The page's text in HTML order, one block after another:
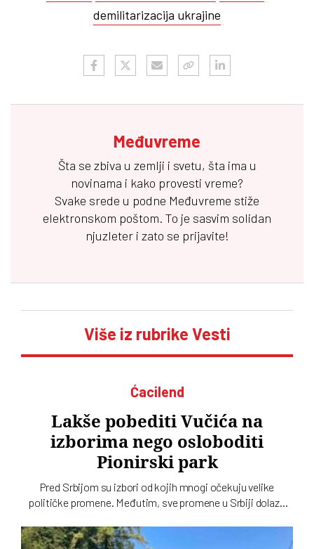
demilitarizacija ukrajine
Međuvreme
Šta se zbiva u zemlji i svetu, šta ima u
novinama i kako provesti vreme?
Svake srede u podne Međuvreme stiže
elektronskom poštom. To je sasvim solidan
njuzleter i zato se prijavite!
Više iz rubrike Vesti
Ćacilend
Lakše pobediti Vučića na
izborima nego osloboditi
Pionirski park
Pred Srbijom su izbori od kojih mnogi očekuju velike
političke promene. Međutim, sve promene u Srbiji dolaze
„Ćacilend” još uvek okupira Pionirski